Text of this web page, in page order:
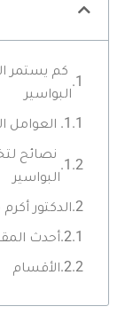
كم يستمر
البواسير
العوامل
نصائح
البواسير
الدكتور أكرم
أحدث
الأقسام